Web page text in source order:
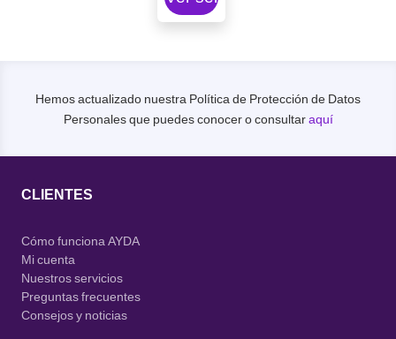
Hemos actualizado nuestra Política de Protección de Datos
Personales que puedes conocer o consultaraquí
CLIENTES
Cómo funciona AYDA
Mi cuenta
Nuestros servicios
Preguntas frecuentes
Consejos y noticias